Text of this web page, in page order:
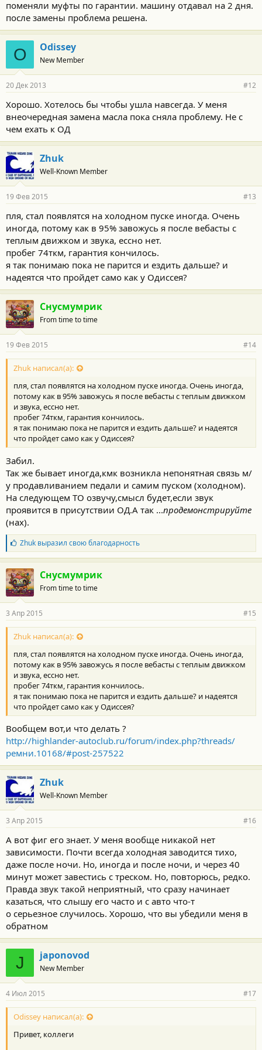
поменяли муфты по гарантии. машину отдавал на 2 дня.
после замены проблема решена.
O Odissey
New Member
20 Дек 2013 #12
Хорошо. Хотелось бы чтобы ушла навсегда. У меня
внеочередная замена масла пока сняла проблему. Не с
чем ехать к ОД
Zhuk
Well-Known Member
19 Фев 2015 #13
пля, стал появлятся на холодном пуске иногда. Очень
иногда, потому как в 95% завожусь я после вебасты с
теплым движком и звука, ессно нет.
пробег 74ткм, гарантия кончилось.
я так понимаю пока не парится и ездить дальше? и
надеятся что пройдет само как у Одиссея?
Снусмумрик
From time to time
19 Фев 2015 #14
Zhuk написал(а):
пля, стал появлятся на холодном пуске иногда. Очень иногда,
потому как в 95% завожусь я после вебасты с теплым движком
и звука, ессно нет.
пробег 74ткм, гарантия кончилось.
я так понимаю пока не парится и ездить дальше? и надеятся
что пройдет само как у Одиссея?
Забил.
Так же бывает иногда,кмк возникла непонятная связь м/
у продавливанием педали и самим пуском (холодном).
На следующем ТО озвучу,смысл будет,если звук
проявится в присутствии ОД.А так ...продемонстрируйте
(нах).
Б
л
а
г
о
д
а
н
о
с
и
:
Zhukвыразил свою благодарность
Снусмумрик
From time to time
3 Апр 2015 #15
Zhuk написал(а):
пля, стал появлятся на холодном пуске иногда. Очень иногда,
потому как в 95% завожусь я после вебасты с теплым движком
и звука, ессно нет.
пробег 74ткм, гарантия кончилось.
я так понимаю пока не парится и ездить дальше? и надеятся
что пройдет само как у Одиссея?
Вообщем вот,и что делать ?
http://highlander-autoclub.ru/forum/index.php?threads/
ремни.10168/#post-257522
Zhuk
Well-Known Member
3 Апр 2015 #16
А вот фиг его знает. У меня вообще никакой нет
зависимости. Почти всегда холодная заводится тихо,
даже после ночи. Но, иногда и после ночи, и через 40
минут может завестись с треском. Но, повторюсь, редко.
Правда звук такой неприятный, что сразу начинает
казаться, что слышу его часто и с авто что-т
о серьезное случилось. Хорошо, что вы убедили меня в
обратном
J japonovod
New Member
4 Июл 2015 #17
Odissey написал(а):
Привет, коллеги